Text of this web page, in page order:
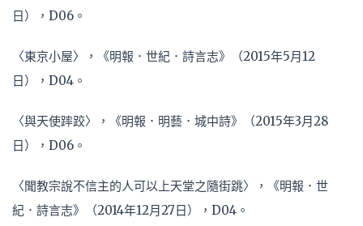
日），D06。
〈東京小屋〉，《明報．世紀．詩言志》（2015年5月12
日），D04。
〈與天使𨄮跤〉，《明報．明藝．城中詩》（2015年3月28
日），D06。
〈聞教宗說不信主的人可以上天堂之隨街跳〉，《明報．世
紀．詩言志》（2014年12月27日），D04。